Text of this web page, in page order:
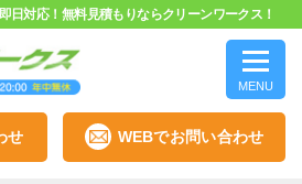
日対応！無料見積もりならクリーンワークス！
MENU
せ WEBでお問い合わせ